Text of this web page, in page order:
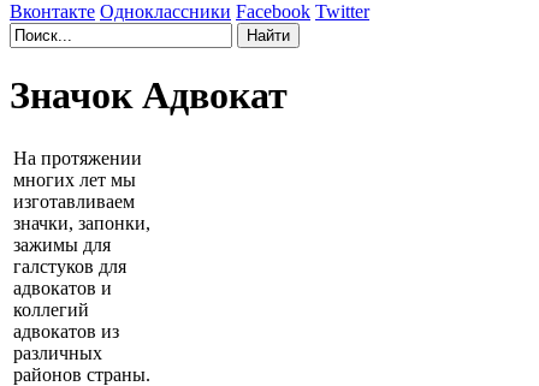
Вконтакте Одноклассники Facebook Twitter
Значок Адвокат
На протяжении
многих лет мы
изготавливаем
значки, запонки,
зажимы для
галстуков для
адвокатов и
коллегий
адвокатов из
различных
районов страны.